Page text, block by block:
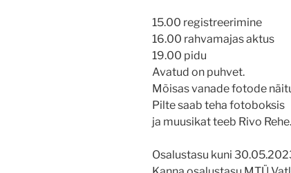
15.00 registreerimine
16.00 rahvamajas aktus
19.00 pidu
Avatud on puhvet.
Mõisas vanade fotode
Pilte saab teha fotoboksis
ja muusikat teeb Rivo Rehe.
Osalustasu kuni